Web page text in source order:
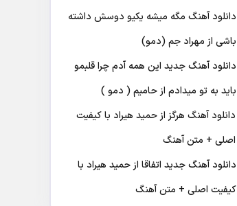
دانلود آهنگ مگه میشه یکیو دوسش داشته
باشی از مهراد جم (دمو)
دانلود آهنگ جدید این همه آدم چرا قلبمو
باید به تو میدادم از حامیم ( دمو )
دانلود آهنگ هرگز از حمید هیراد با کیفیت
اصلی + متن آهنگ
دانلود آهنگ جدید اتفاقا از حمید هیراد با
کیفیت اصلی + متن آهنگ